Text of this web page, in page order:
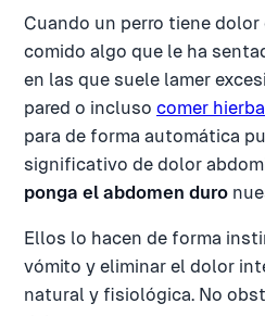
Cuando un perro tiene dolor
comido algo que le ha
en las que suele lamer
pared o incluso comer hierba
para de forma automática
significativo de dolor
ponga el abdomen duro
Ellos lo hacen de forma
vómito y eliminar el dolor
natural y fisiológica. No